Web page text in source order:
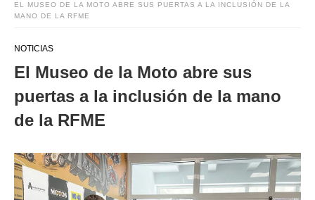
EL MUSEO DE LA MOTO ABRE SUS PUERTAS A LA INCLUSIÓN DE LA
MANO DE LA RFME
NOTICIAS
El Museo de la Moto abre sus
puertas a la inclusión de la mano
de la RFME